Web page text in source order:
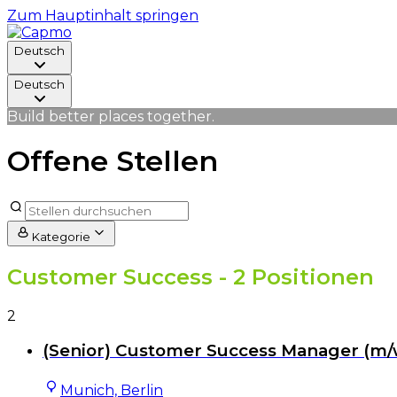
Zum Hauptinhalt springen
Deutsch
Deutsch
Build better places together.
Offene Stellen
Kategorie
Customer Success - 2 Positionen
2
(Senior) Customer Success Manager (m/
Munich, Berlin